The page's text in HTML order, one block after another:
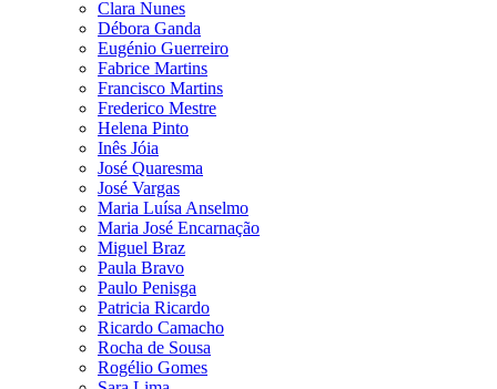
Clara Nunes
Débora Ganda
Eugénio Guerreiro
Fabrice Martins
Francisco Martins
Frederico Mestre
Helena Pinto
Inês Jóia
José Quaresma
José Vargas
Maria Luísa Anselmo
Maria José Encarnação
Miguel Braz
Paula Bravo
Paulo Penisga
Patricia Ricardo
Ricardo Camacho
Rocha de Sousa
Rogélio Gomes